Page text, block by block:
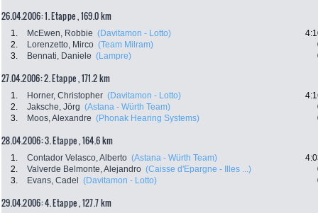
26.04.2006: 1. Etappe , 169.0 km
1. McEwen, Robbie (Davitamon - Lotto)
2.
Lorenzetto, Mirco (Team Milram)
3.
Bennati, Daniele (Lampre)
27.04.2006: 2. Etappe , 171.2 km
1. Horner, Christopher (Davitamon - Lotto)
2.
Jaksche, Jörg (Astana - Würth Team)
3.
Moos, Alexandre (Phonak Hearing Systems)
28.04.2006: 3. Etappe , 164.6 km
1. Contador Velasco, Alberto (Astana - Würth Team)
2.
Valverde Belmonte, Alejandro (Caisse d'Epargne - Illes ...)
3.
Evans, Cadel (Davitamon - Lotto)
29.04.2006: 4. Etappe , 127.7 km